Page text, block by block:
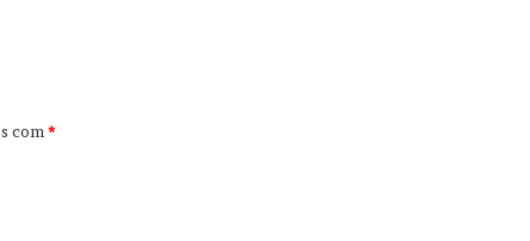
com*